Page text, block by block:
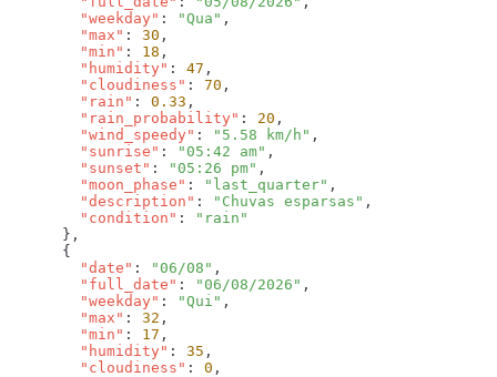
        "weekday"
: "Qua"
        "max"
: 30
        "min"
: 18
        "humidity"
: 47
        "cloudiness"
: 70
        "rain"
: 0.33
        "rain_probability"
: 20
        "wind_speedy"
: "5.58 km/h"
        "sunrise"
: "05:42 am"
        "sunset"
: "05:26 pm"
        "moon_phase"
: "last_quarter"
        "description"
: "Chuvas esparsas"
        "condition"
:
        "date"
: "06/08"
        "full_date"
: "06/08/2026"
        "weekday"
: "Qui"
        "max"
: 32
        "min"
: 17
        "humidity"
: 35
        "cloudiness"
: 0